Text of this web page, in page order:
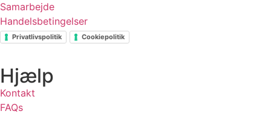
Samarbejde
Handelsbetingelser
Privatlivspolitik Cookiepolitik
Hjælp
Kontakt
FAQs